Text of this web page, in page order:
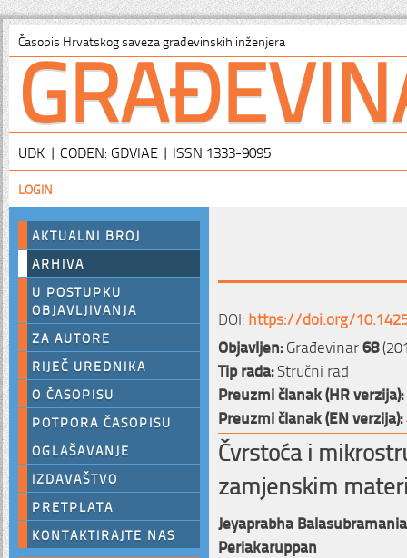
Časopis Hrvatskog saveza građevinskih inženjera
UDK | CODEN: GDVIAE | ISSN 1333-9095
LOGIN
AKTUALNI BROJ
ARHIVA
U POSTUPKU
OBJAVLJIVANJA
ZA AUTORE
RIJEČ UREDNIKA
O ČASOPISU
POTPORA ČASOPISU
OGLAŠAVANJE
IZDAVAŠTVO
PRETPLATA
KONTAKTIRAJTE NAS
DOI:https://doi.org/
Objavljen:Građevinar68
Tip rada:Stručni rad
Preuzmi članak (HR verzija):
Preuzmi članak (EN verzija):
Čvrstoća i
zamjenskim
Jeyaprabha
Periakaruppan